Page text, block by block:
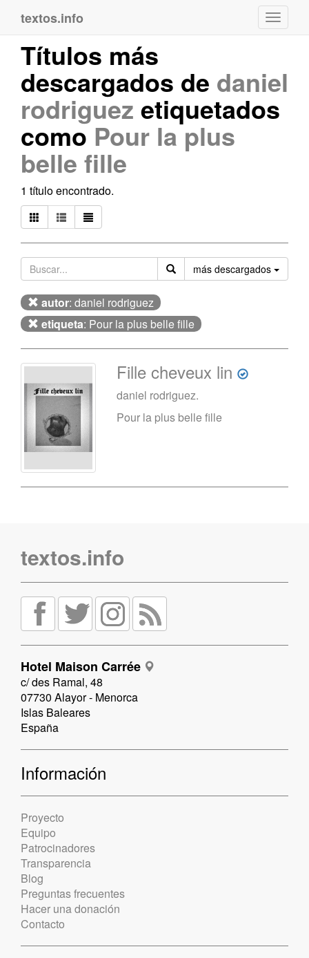
textos.info
Títulos más
descargados de daniel
rodriguez etiquetados
comoPour la plus
belle fille
1 título encontrado.
más descargados
autor: daniel rodriguez
etiqueta: Pour la plus belle fille
Fille cheveux lin
daniel rodriguez.
Pour la plus belle fille
textos.info
Hotel Maison Carrée
c/ des Ramal, 48
07730 Alayor - Menorca
Islas Baleares
España
Información
Proyecto
Equipo
Patrocinadores
Transparencia
Blog
Preguntas frecuentes
Hacer una donación
Contacto